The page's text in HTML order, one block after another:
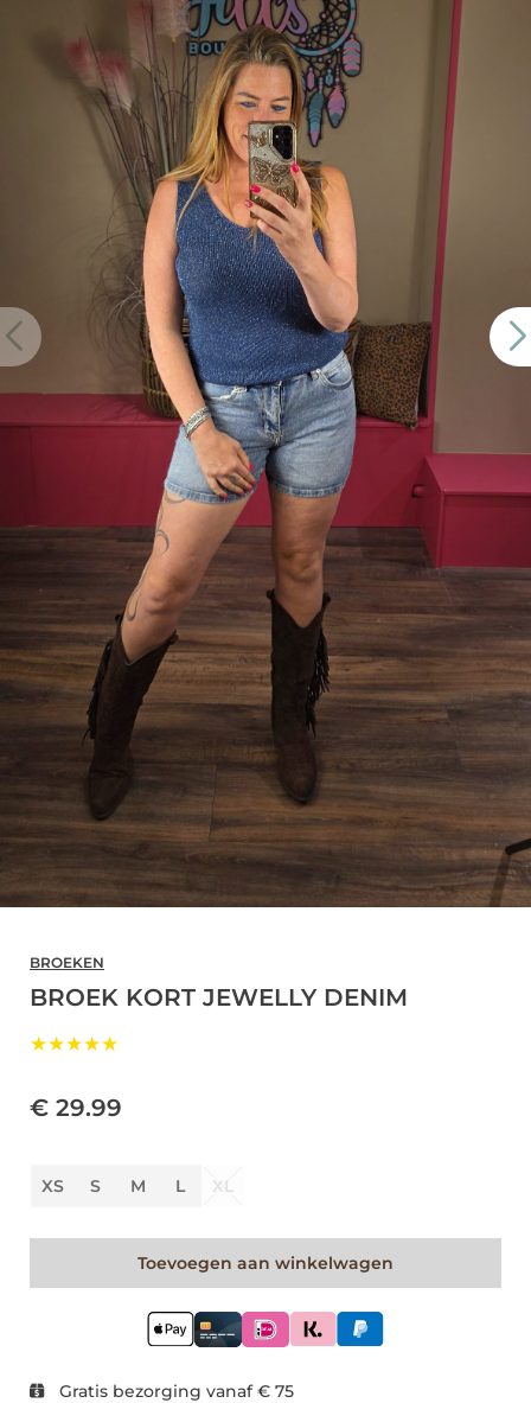
BROEKEN
BROEK KORT JEWELLY DENIM
★★★★★
€ 29.99
XS S M L XL
Toevoegen aan winkelwagen
Gratis bezorging vanaf € 75